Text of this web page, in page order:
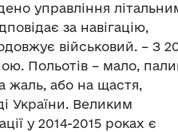
управління
за навігацію,
військовий. – З
Польотів – мало,
жаль, або на щастя,
України. Великим
у 2014-2015 роках є